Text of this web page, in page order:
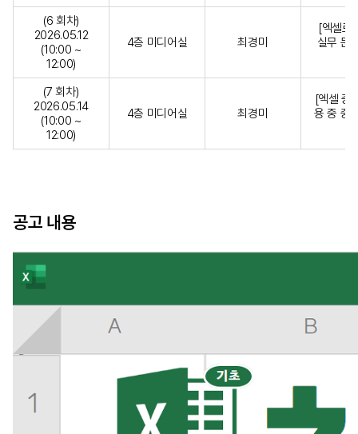
(6 회차)
2026.05.12
(10:00 ~
12:00)
4층 미디어실 최경미
[엑셀로
실무 문
(7 회차)
2026.05.14
(10:00 ~
12:00)
4층 미디어실 최경미
[엑셀 중
용 중 중
공고 내용